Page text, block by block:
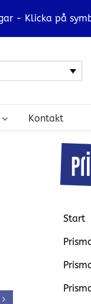
- Klicka på
Kontakt
Start